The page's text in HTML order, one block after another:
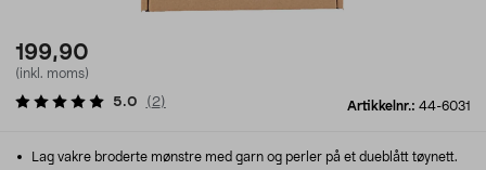
199,90
(inkl. moms)
Artikkelnr.: 44-6031
5.0 ( 2)
Lag vakre broderte mønstre med garn og perler på et dueblått tøynett.